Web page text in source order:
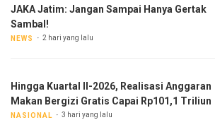
JAKA Jatim: Jangan Sampai Hanya Gertak
Sambal!
NEWS 2 hari yang lalu
Hingga Kuartal II-2026, Realisasi Anggaran
Makan Bergizi Gratis Capai Rp101,1 Triliun
NASIONAL 3 hari yang lalu